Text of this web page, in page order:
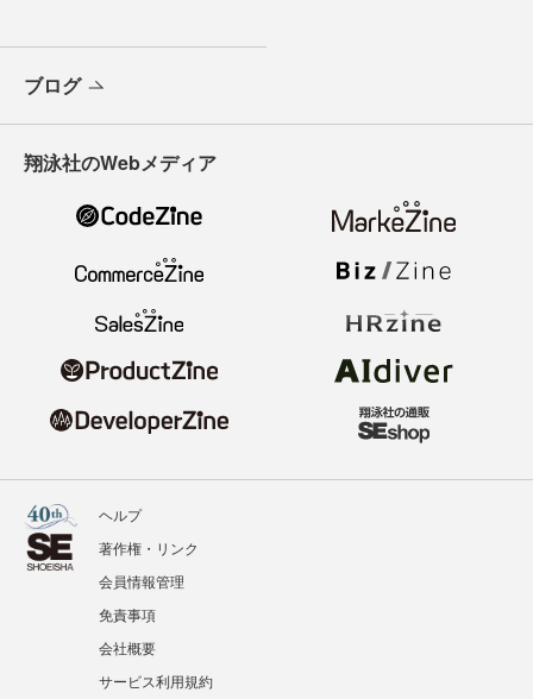
ブログ
翔泳社のWebメディア
ヘルプ
著作権・リンク
会員情報管理
免責事項
会社概要
サービス利用規約